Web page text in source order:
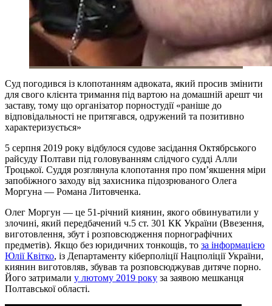
Суд погодився із клопотанням адвоката, який просив змінити
для свого клієнта тримання під вартою на домашній арешт чи
заставу, тому що організатор порностудії «раніше до
відповідальності не притягався, одружений та позитивно
характеризується»
5 серпня 2019 року відбулося судове засідання Октябрського
райсуду Полтави під головуванням слідчого судді Алли
Троцької. Суддя розглянула клопотання про пом’якшення міри
запобіжного заходу від захисника підозрюваного Олега
Моргуна — Романа Литовченка.
Олег Моргун — це 51-річний киянин, якого обвинуватили у
злочині, який передбачений ч.5 ст. 301 КК України (Ввезення,
виготовлення, збут і розповсюдження порнографічних
предметів). Якщо без юридичних тонкощів, то за інформацією
Юлії Квітко, із Департаменту кіберполіції Нацполіції України,
киянин виготовляв, збував та розповсюджував дитяче порно.
Його затримали у лютому 2019 року за заявою мешканця
Полтавської області.